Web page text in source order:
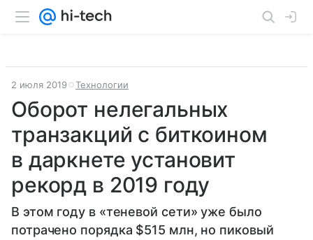
2 июля 2019 Технологии
Оборот нелегальных
транзакций с биткоином
в даркнете установит
рекорд в 2019 году
В этом году в «теневой сети» уже было
потрачено порядка $515 млн, но пиковый